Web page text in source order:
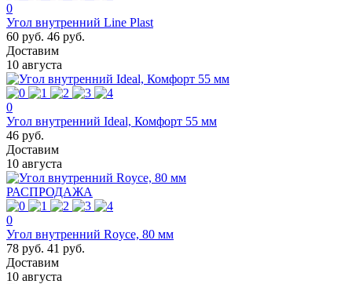
0
Угол внутренний Line Plast
60 руб. 46 руб.
Доставим
10 августа
0
Угол внутренний Ideal, Комфорт 55 мм
46 руб.
Доставим
10 августа
РАСПРОДАЖА
0
Угол внутренний Royce, 80 мм
78 руб. 41 руб.
Доставим
10 августа